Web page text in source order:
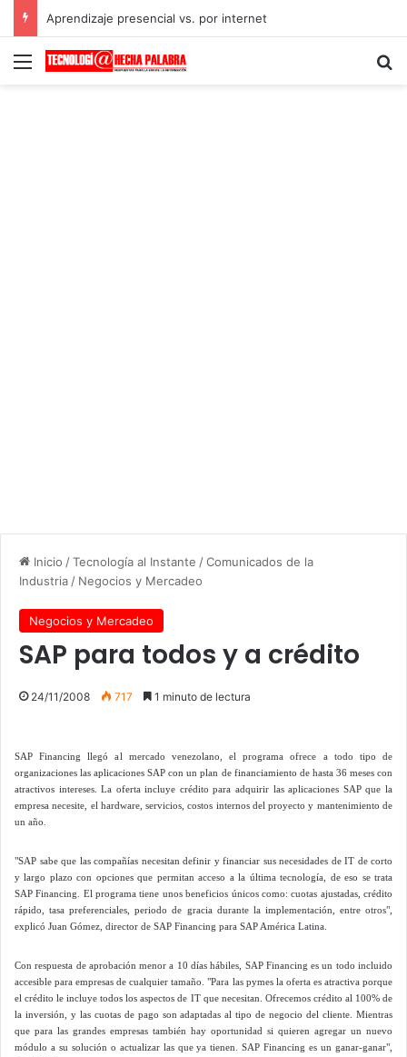
Aprendizaje presencial vs. por internet
Menú
Inicio /Tecnología al Instante /Comunicados de la
Industria / Negocios y Mercadeo
Negocios y Mercadeo
SAP para todos y a crédito
24/11/2008 717 1 minuto de lectura
SAP Financing llegó al mercado venezolano, el programa ofrece a todo tipo de
organizaciones las aplicaciones SAP con un plan de financiamiento de hasta 36 meses con
atractivos intereses. La oferta incluye crédito para adquirir las aplicaciones SAP que la
empresa necesite, el hardware, servicios, costos internos del proyecto y mantenimiento de
un año.
"SAP sabe que las compañías necesitan definir y financiar sus necesidades de IT de corto
y largo plazo con opciones que permitan acceso a la última tecnología, de eso se trata
SAP Financing. El programa tiene unos beneficios únicos como: cuotas ajustadas, crédito
rápido, tasa preferenciales, periodo de gracia durante la implementación, entre otros",
explicó Juan Gómez, director de SAP Financing para SAP América Latina.
Con respuesta de aprobación menor a 10 días hábiles, SAP Financing es un todo incluido
accesible para empresas de cualquier tamaño. "Para las pymes la oferta es atractiva porque
el crédito le incluye todos los aspectos de IT que necesitan. Ofrecemos crédito al 100% de
la inversión, y las cuotas de pago son adaptadas al tipo de negocio del cliente. Mientras
que para las grandes empresas también hay oportunidad si quieren agregar un nuevo
módulo a su solución o actualizar las que ya tienen. SAP Financing es un ganar-ganar",